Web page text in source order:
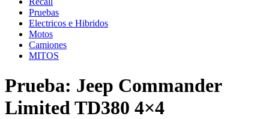
Pruebas
Electricos e Hibridos
Motos
Camiones
MITOS
Prueba: Jeep Commander
Limited TD380 4×4